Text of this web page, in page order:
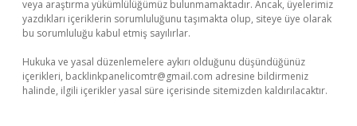
veya araştırma yükümlülüğümüz bulunmamaktadır. Ancak, üyelerimiz
yazdıkları içeriklerin sorumluluğunu taşımakta olup, siteye üye olarak
bu sorumluluğu kabul etmiş sayılırlar.
Hukuka ve yasal düzenlemelere aykırı olduğunu düşündüğünüz
içerikleri, backlinkpanelicomtr@gmail.com adresine bildirmeniz
halinde, ilgili içerikler yasal süre içerisinde sitemizden kaldırılacaktır.